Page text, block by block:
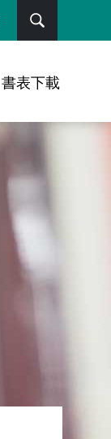
書表下載